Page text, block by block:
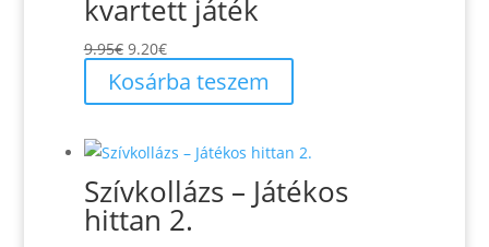
kvartett játék
9.95€ Original
price
was:
9.20€Current
price
is:
Kosárba teszem
Szívkollázs – Játékos
hittan 2.